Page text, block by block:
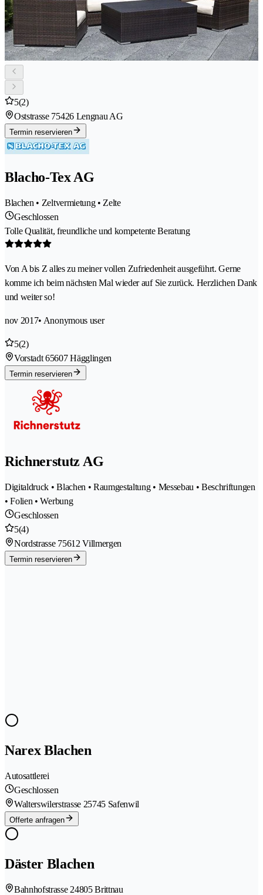
5(2)
Oststrasse 75426 Lengnau AG
Termin reservieren
Blacho-Tex AG
Blachen • Zeltvermietung • Zelte
Geschlossen
Tolle Qualität, freundliche und kompetente Beratung
Von A bis Z alles zu meiner vollen Zufriedenheit ausgeführt. Gerne
komme ich beim nächsten Mal wieder auf Sie zurück. Herzlichen Dank
und weiter so!
nov 2017• Anonymous user
5(2)
Vorstadt 65607 Hägglingen
Termin reservieren
Richnerstutz AG
Digitaldruck • Blachen • Raumgestaltung • Messebau • Beschriftungen
• Folien • Werbung
Geschlossen
5(4)
Nordstrasse 75612 Villmergen
Termin reservieren
Narex Blachen
Autosattlerei
Geschlossen
Walterswilerstrasse 25745 Safenwil
Offerte anfragen
Däster Blachen
Bahnhofstrasse 24805 Brittnau